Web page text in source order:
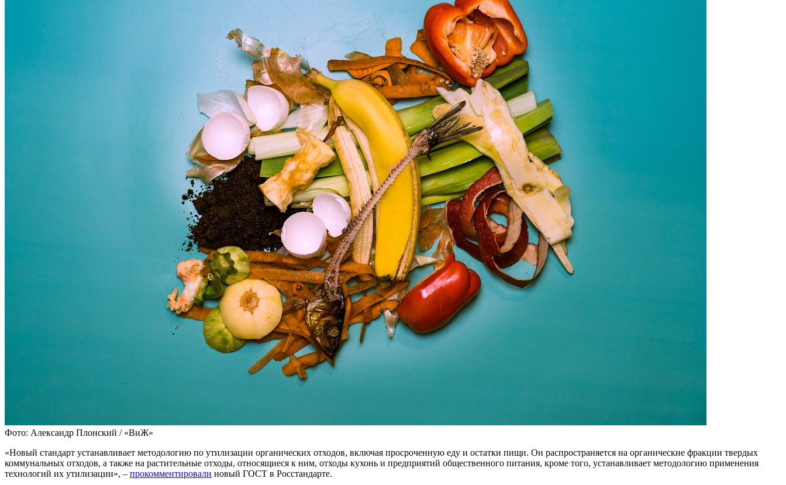
Фото: Александр Плонский / «ВиЖ»
«Новый стандарт устанавливает методологию по утилизации органических отходов, включая просроченную еду и остатки пищи. Он распространяется на органические фракции твердых
коммунальных отходов, а также на растительные отходы, относящиеся к ним, отходы кухонь и предприятий общественного питания, кроме того, устанавливает методологию применения
технологий их утилизации», – прокомментировали новый ГОСТ в Росстандарте.